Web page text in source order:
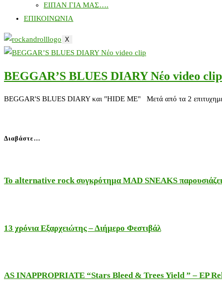
ΕΙΠΑΝ ΓΙΑ ΜΑΣ….
ΕΠΙΚΟΙΝΩΝΙΑ
X
ΒΕGGAR’S BLUES DIARY Νέο video clip
ΒΕGGAR'S BLUES DIARY και "HIDE ME" Μετά από τα 2
Διαβάστε…
Το alternative rock συγκρότημα MAD SNEAKS
13 χρόνια Εξαρχειώτης – Διήμερο Φεστιβάλ
AS INAPPROPRIATE “Stars Bleed & Trees Yield ” – EP